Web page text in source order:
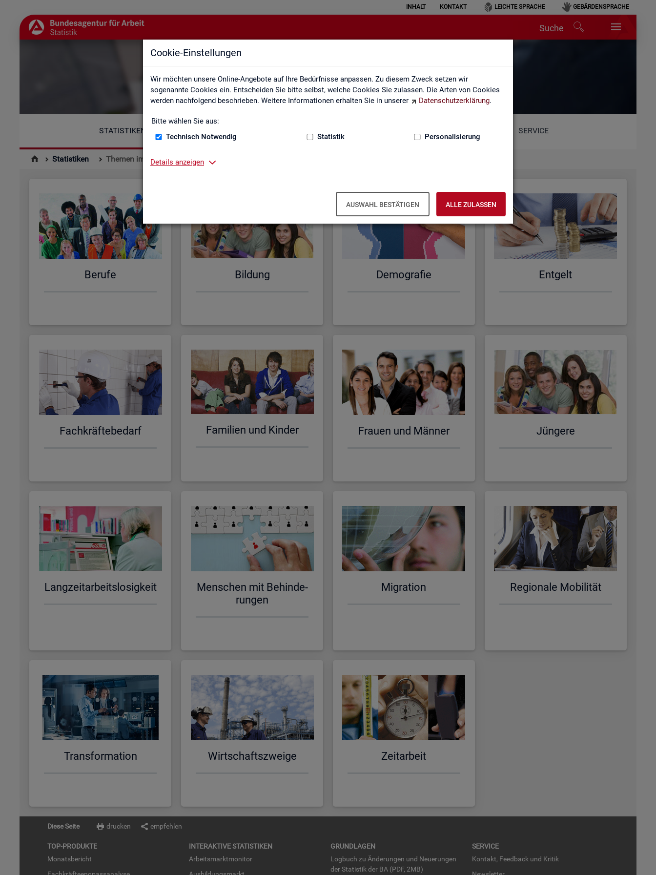
Cookie-Einstellungen
Wir möchten unsere Online-Angebote auf Ihre Bedürfnisse anpassen. Zu diesem Zweck setzen wir
sogenannte Cookies ein. Entscheiden Sie bitte selbst, welche Cookies Sie zulassen. Die Arten von Cookies
werden nachfolgend beschrieben. Weitere Informationen erhalten Sie in unserer
Datenschutzerklärung.
Bitte wählen Sie aus:
Technisch Notwendig
Statistik Personalisierung
Details anzeigen
AUSWAHL BESTÄTIGEN ALLE ZULASSEN
INHALT KONTAKT LEICHTE SPRACHE GEBÄRDENSPRACHE
Suche
Themen im Fokus
STATISTIKEN SERVICE
Statistiken Themen im Fokus
Be­ru­fe Bil­dung De­mo­gra­fie Ent­gelt
Fach­kräf­te­be­darf Fa­mi­li­en und Kin­der Frau­en und Män­ner Jün­ge­re
Lang­zeit­ar­beits­lo­sig­keit
Men­schen mit Be­hin­de­
run­gen
Mi­gra­ti­on Re­gio­na­le Mo­bi­li­tät
Trans­for­ma­ti­on Wirt­schafts­zwei­ge Zeit­ar­beit
Diese Seite drucken empfehlen
TOP-PRO­DUK­TE
Mo­nats­be­richt
IN­TER­AK­TI­VE STA­TIS­TI­KEN
Ar­beits­markt­mo­ni­tor
GRUND­LA­GEN
Log­buch zu Än­de­run­gen und Neue­run­gen
der Sta­tis­tik der BA (PDF, 2MB)
SER­VICE
Kon­takt, Feed­back und Kri­tik